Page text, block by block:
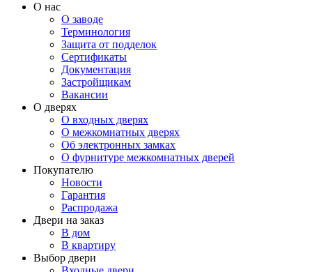
О нас
О заводе
Терминология
Защита от подделок
Сертификаты
Документация
Застройщикам
Вакансии
О дверях
О входных дверях
О межкомнатных дверях
Об электронных замках
О фурнитуре межкомнатных дверей
Покупателю
Новости
Гарантия
Распродажа
Двери на заказ
В дом
В квартиру
Выбор двери